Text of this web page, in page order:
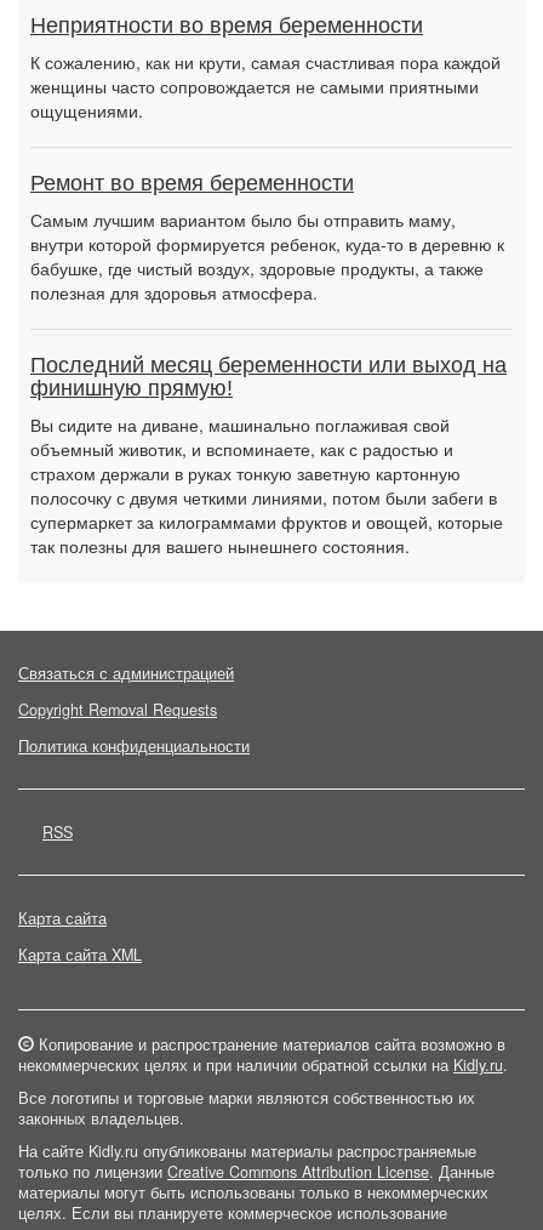
Неприятности во время беременности
К сожалению, как ни крути, самая счастливая пора каждой
женщины часто сопровождается не самыми приятными
ощущениями.
Ремонт во время беременности
Самым лучшим вариантом было бы отправить маму,
внутри которой формируется ребенок, куда-то в деревню к
бабушке, где чистый воздух, здоровые продукты, а также
полезная для здоровья атмосфера.
Последний месяц беременности или выход на
финишную прямую!
Вы сидите на диване, машинально поглаживая свой
объемный животик, и вспоминаете, как с радостью и
страхом держали в руках тонкую заветную картонную
полосочку с двумя четкими линиями, потом были забеги в
супермаркет за килограммами фруктов и овощей, которые
так полезны для вашего нынешнего состояния.
Связаться с администрацией
Copyright Removal Requests
Политика конфиденциальности
RSS
Карта сайта
Карта сайта XML
Копирование и распространение материалов сайта возможно в
некоммерческих целях и при наличии обратной ссылки на Kidly.ru.
Все логотипы и торговые марки являются собственностью их
законных владельцев.
На сайте Kidly.ru опубликованы материалы распространяемые
только по лицензии Creative Commons Attribution License. Данные
материалы могут быть использованы только в некоммерческих
целях. Если вы планируете коммерческое использование